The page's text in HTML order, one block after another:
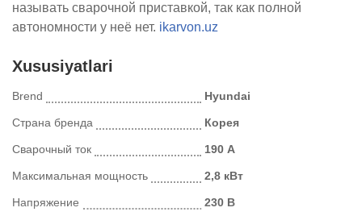
называть сварочной приставкой, так как полной
автономности у неё нет. ikarvon.uz
Xususiyatlari
Brend Hyundai
Страна бренда Корея
Сварочный ток 190 А
Максимальная мощность 2,8 кВт
Напряжение 230 В